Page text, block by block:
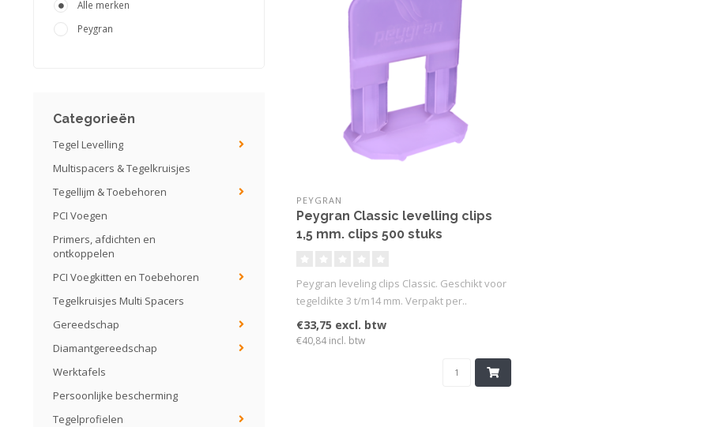
Alle merken
Peygran
Categorieën
Tegel Levelling
Multispacers & Tegelkruisjes
Tegellijm & Toebehoren
PCI Voegen
Primers, afdichten en
ontkoppelen
PCI Voegkitten en Toebehoren
Tegelkruisjes Multi Spacers
Gereedschap
Diamantgereedschap
Werktafels
Persoonlijke bescherming
Tegelprofielen
PEYGRAN
Peygran Classic levelling clips
1,5 mm. clips 500 stuks
Peygran leveling clips Classic. Geschikt voor
tegeldikte 3 t/m14 mm. Verpakt per..
€33,75 excl. btw
€40,84 incl. btw